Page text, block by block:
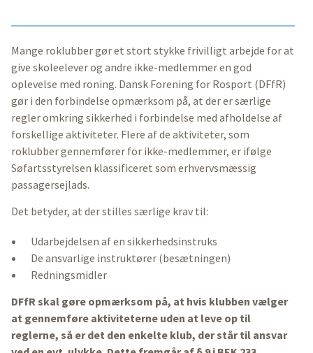
Mange roklubber gør et stort stykke frivilligt arbejde for at
give skoleelever og andre ikke-medlemmer en god
oplevelse med roning. Dansk Forening for Rosport (DFfR)
gør i den forbindelse opmærksom på, at der er særlige
regler omkring sikkerhed i forbindelse med afholdelse af
forskellige aktiviteter. Flere af de aktiviteter, som
roklubber gennemfører for ikke-medlemmer, er ifølge
Søfartsstyrelsen klassificeret som erhvervsmæssig
passagersejlads.
Det betyder, at der stilles særlige krav til:
Udarbejdelsen af en sikkerhedsinstruks
De ansvarlige instruktører (besætningen)
Redningsmidler
DFfR skal gøre opmærksom på, at hvis klubben vælger
at gennemføre aktiviteterne uden at leve op til
reglerne, så er det den enkelte klub, der står til ansvar